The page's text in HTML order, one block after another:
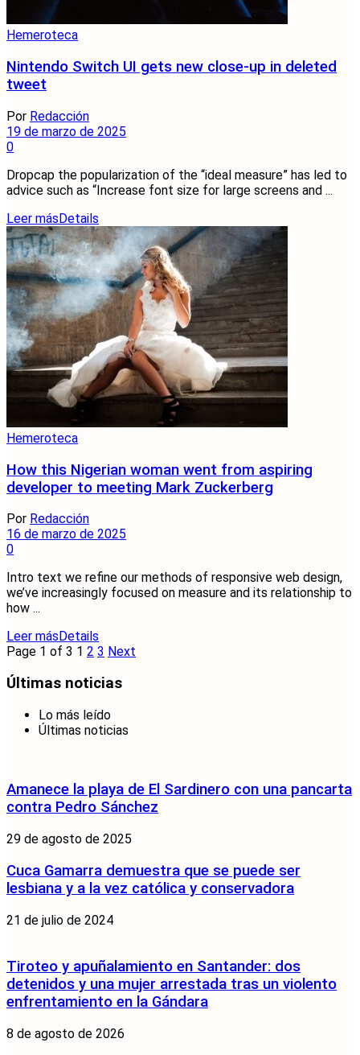
Hemeroteca
Nintendo Switch UI gets new close-up in deleted
tweet
Por Redacción
19 de marzo de 2025
0
Dropcap the popularization of the “ideal measure” has led to
advice such as “Increase font size for large screens and ...
Leer másDetails
Hemeroteca
How this Nigerian woman went from aspiring
developer to meeting Mark Zuckerberg
Por Redacción
16 de marzo de 2025
0
Intro text we refine our methods of responsive web design,
we’ve increasingly focused on measure and its relationship to
how ...
Leer más Details
Page 1 of 3 1 2 3 Next
Últimas noticias
Lo más leído
Últimas noticias
Amanece la playa de El Sardinero con una pancarta
contra Pedro Sánchez
29 de agosto de 2025
Cuca Gamarra demuestra que se puede ser
lesbiana y a la vez católica y conservadora
21 de julio de 2024
Tiroteo y apuñalamiento en Santander: dos
detenidos y una mujer arrestada tras un violento
enfrentamiento en la Gándara
8 de agosto de 2026